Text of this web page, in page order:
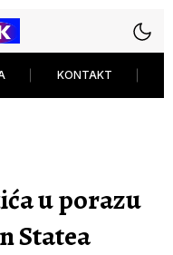
KONTAKT
u porazu
Statea